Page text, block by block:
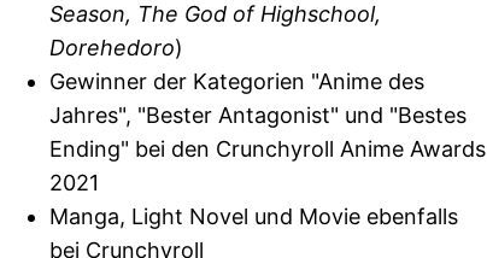
Season, The God of Highschool,
Dorehedoro)
Gewinner der Kategorien "Anime des
Jahres", "Bester Antagonist" und "Bestes
Ending" bei den Crunchyroll Anime Awards
2021
Manga, Light Novel und Movie ebenfalls
bei Crunchyroll